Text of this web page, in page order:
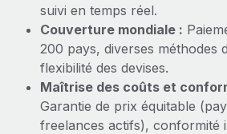
suivi en temps réel.
Couverture mondiale :
200 pays, diverses méthodes
flexibilité des devises.
Maîtrise des coûts et
Garantie de prix équitable
freelances actifs), conformité